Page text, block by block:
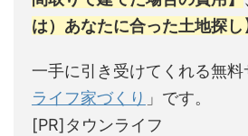
は）あなたに合った土地探し
一手に引き受けてくれる無料
ライフ家づくり 」です。
[PR]タウンライフ